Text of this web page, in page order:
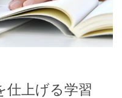
仕上げる学習